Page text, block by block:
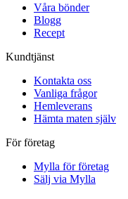
Våra bönder
Blogg
Recept
Kundtjänst
Kontakta oss
Vanliga frågor
Hemleverans
Hämta maten själv
För företag
Mylla för företag
Sälj via Mylla